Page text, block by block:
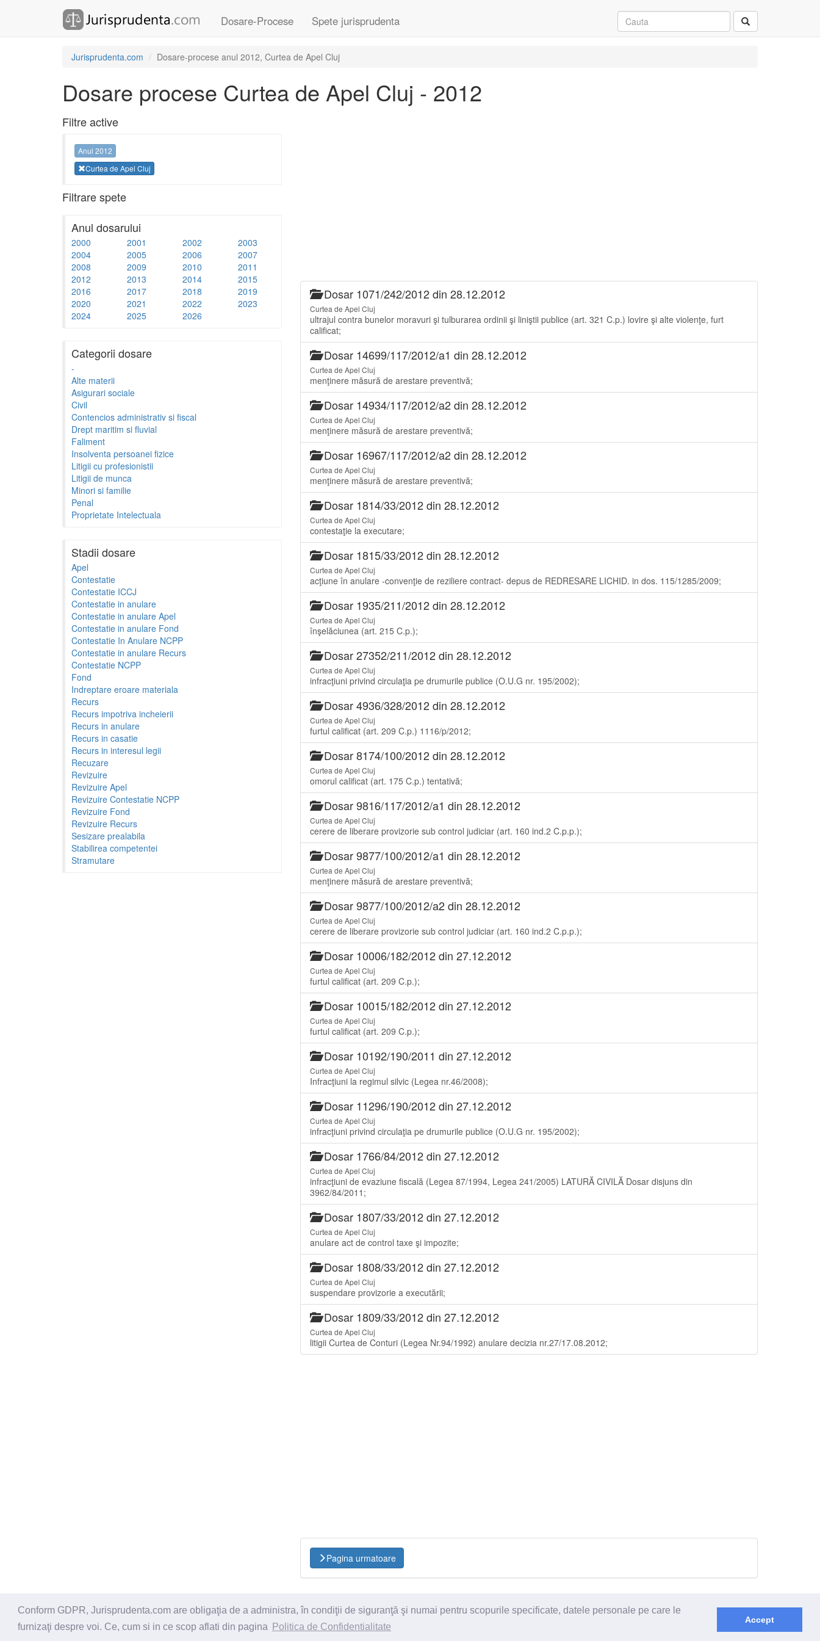
Conform GDPR, Jurisprudenta.com are obligaţia de a administra, în condiţii de siguranţă şi numai pentru scopurile specificate, datele personale pe care le
furnizaţi despre voi. Ce, cum si in ce scop aflati din pagina
Politica de Confidentialitate
Accept
Dosare-Procese Spete jurisprudenta
Jurisprudenta.com Dosare-procese anul 2012, Curtea de Apel Cluj
Dosare procese Curtea de Apel Cluj - 2012
Filtre active
Anul 2012
Curtea de Apel Cluj
Filtrare spete
Anul dosarului
2000 2001 2002
2003
2004
2005 2006
2007
2008
2009 2010
2011
2012
2013 2014
2015
2016
2017 2018
2019
2020
2021 2022
2023
2024
2025 2026
Categorii dosare
-
Alte materii
Asigurari sociale
Civil
Contencios administrativ si fiscal
Drept maritim si fluvial
Faliment
Insolventa persoanei fizice
Litigii cu profesionistii
Litigii de munca
Minori si familie
Penal
Proprietate Intelectuala
Stadii dosare
Apel
Contestatie
Contestatie ICCJ
Contestatie in anulare
Contestatie in anulare Apel
Contestatie in anulare Fond
Contestatie In Anulare NCPP
Contestatie in anulare Recurs
Contestatie NCPP
Fond
Indreptare eroare materiala
Recurs
Recurs impotriva incheierii
Recurs in anulare
Recurs in casatie
Recurs in interesul legii
Recuzare
Revizuire
Revizuire Apel
Revizuire Contestatie NCPP
Revizuire Fond
Revizuire Recurs
Sesizare prealabila
Stabilirea competentei
Stramutare
Dosar 1071/242/2012 din 28.12.2012
Curtea de Apel Cluj
ultrajul contra bunelor moravuri şi tulburarea ordinii şi liniştii publice (art. 321 C.p.) lovire şi alte violenţe, furt
calificat;
Dosar 14699/117/2012/a1 din 28.12.2012
Curtea de Apel Cluj
menţinere măsură de arestare preventivă;
Dosar 14934/117/2012/a2 din 28.12.2012
Curtea de Apel Cluj
menţinere măsură de arestare preventivă;
Dosar 16967/117/2012/a2 din 28.12.2012
Curtea de Apel Cluj
menţinere măsură de arestare preventivă;
Dosar 1814/33/2012 din 28.12.2012
Curtea de Apel Cluj
contestaţie la executare;
Dosar 1815/33/2012 din 28.12.2012
Curtea de Apel Cluj
acţiune în anulare -convenţie de reziliere contract- depus de REDRESARE LICHID. in dos. 115/1285/2009;
Dosar 1935/211/2012 din 28.12.2012
Curtea de Apel Cluj
înşelăciunea (art. 215 C.p.);
Dosar 27352/211/2012 din 28.12.2012
Curtea de Apel Cluj
infracţiuni privind circulaţia pe drumurile publice (O.U.G nr. 195/2002);
Dosar 4936/328/2012 din 28.12.2012
Curtea de Apel Cluj
furtul calificat (art. 209 C.p.) 1116/p/2012;
Dosar 8174/100/2012 din 28.12.2012
Curtea de Apel Cluj
omorul calificat (art. 175 C.p.) tentativă;
Dosar 9816/117/2012/a1 din 28.12.2012
Curtea de Apel Cluj
cerere de liberare provizorie sub control judiciar (art. 160 ind.2 C.p.p.);
Dosar 9877/100/2012/a1 din 28.12.2012
Curtea de Apel Cluj
menţinere măsură de arestare preventivă;
Dosar 9877/100/2012/a2 din 28.12.2012
Curtea de Apel Cluj
cerere de liberare provizorie sub control judiciar (art. 160 ind.2 C.p.p.);
Dosar 10006/182/2012 din 27.12.2012
Curtea de Apel Cluj
furtul calificat (art. 209 C.p.);
Dosar 10015/182/2012 din 27.12.2012
Curtea de Apel Cluj
furtul calificat (art. 209 C.p.);
Dosar 10192/190/2011 din 27.12.2012
Curtea de Apel Cluj
Infracţiuni la regimul silvic (Legea nr.46/2008);
Dosar 11296/190/2012 din 27.12.2012
Curtea de Apel Cluj
infracţiuni privind circulaţia pe drumurile publice (O.U.G nr. 195/2002);
Dosar 1766/84/2012 din 27.12.2012
Curtea de Apel Cluj
infracţiuni de evaziune fiscală (Legea 87/1994, Legea 241/2005) LATURĂ CIVILĂ Dosar disjuns din
3962/84/2011;
Dosar 1807/33/2012 din 27.12.2012
Curtea de Apel Cluj
anulare act de control taxe şi impozite;
Dosar 1808/33/2012 din 27.12.2012
Curtea de Apel Cluj
suspendare provizorie a executării;
Dosar 1809/33/2012 din 27.12.2012
Curtea de Apel Cluj
litigii Curtea de Conturi (Legea Nr.94/1992) anulare decizia nr.27/17.08.2012;
Pagina urmatoare
© 2026 - Jurisprudenta.com -Cautare-Termeni si conditii